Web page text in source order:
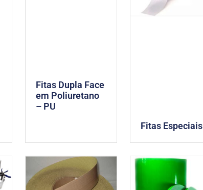
Fitas Dupla Face
em Poliuretano
– PU
Fitas Especiais